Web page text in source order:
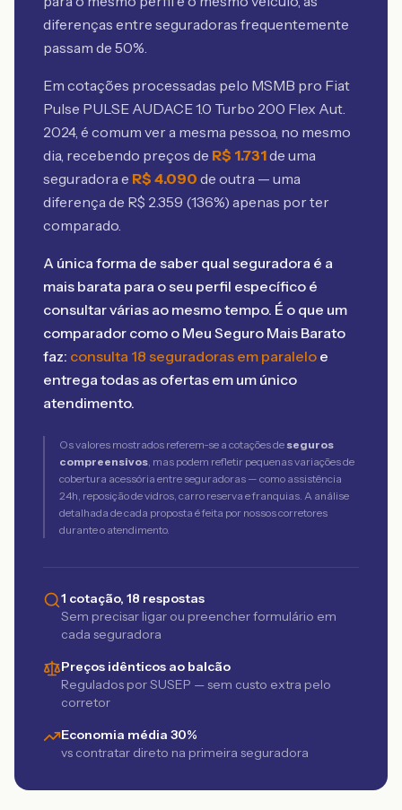
diferenças entre seguradoras frequentemente
passam de 50%.
Em cotações processadas pelo MSMB pro Fiat
Pulse PULSE AUDACE 1.0 Turbo 200 Flex Aut.
2024, é comum ver a mesma pessoa, no mesmo
dia, recebendo preços de R$ 1.731de uma
seguradora e R$ 4.090 de outra — uma
diferença de R$ 2.359 (136%) apenas por ter
comparado.
A única forma de saber qual seguradora é a
mais barata para o seu perfil específico é
consultar várias ao mesmo tempo. É o que um
comparador como o Meu Seguro Mais Barato
faz: consulta 18 seguradoras em paralelo e
entrega todas as ofertas em um único
atendimento.
Os valores mostrados referem-se a cotações de seguros
compreensivos, mas podem refletir pequenas variações de
cobertura acessória entre seguradoras — como assistência
24h, reposição de vidros, carro reserva e franquias. A análise
detalhada de cada proposta é feita por nossos corretores
durante o atendimento.
1 cotação, 18 respostas
Sem precisar ligar ou preencher formulário em
cada seguradora
Preços idênticos ao balcão
Regulados por SUSEP — sem custo extra pelo
corretor
Economia média 30%
vs contratar direto na primeira seguradora